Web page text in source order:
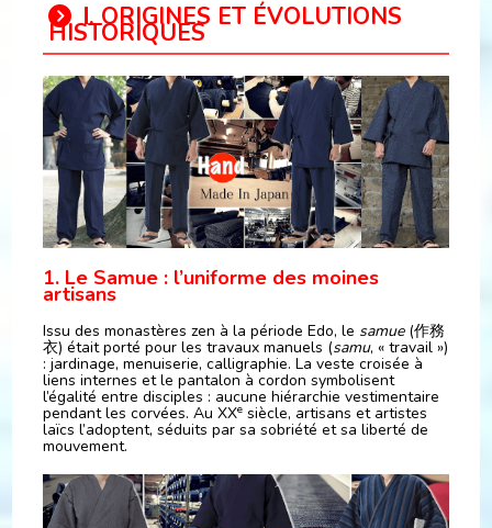
Ⅰ. ORIGINES ET ÉVOLUTIONS
HISTORIQUES
1. Le Samue : l’uniforme des moines
artisans
Issu des monastères zen à la période Edo, le samue(作務
衣) était porté pour les travaux manuels (samu, « travail »)
: jardinage, menuiserie, calligraphie. La veste croisée à
liens internes et le pantalon à cordon symbolisent
l’égalité entre disciples : aucune hiérarchie vestimentaire
pendant les corvées. Au XXe siècle, artisans et artistes
laïcs l’adoptent, séduits par sa sobriété et sa liberté de
mouvement.